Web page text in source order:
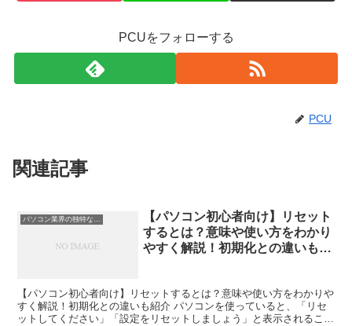
PCUをフォローする
PCU
関連記事
【パソコン初心者向け】リセット
するとは？意味や使い方をわかり
やすく解説！初期化との違いも紹
【パソコン初心者向け】リセットするとは？意味や使い方をわかりや
すく解説！初期化との違いも紹介 パソコンを使っていると、「リセ
ットしてください」「設定をリセットしましょう」と表示されること